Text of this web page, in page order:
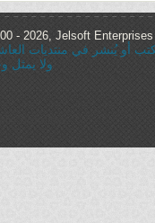
- 2026, Jelsoft Enterprises
أو يُنشر في منتديات
ولا يمثل